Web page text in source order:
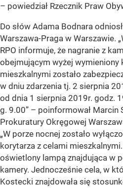
– powiedział Rzecznik Praw
Do słów Adama Bodnara
Warszawa-Praga w Warszawie.
RPO informuje, że nagranie z
obejmującym wyżej wymieniony
mieszkalnymi zostało
w dniu zdarzenia tj. 2 sierpnia
od dnia 1 sierpnia 2019r. godz.
g. 9.00” – poinformował Marcin
Prokuratury Okręgowej
„W porze nocnej zostało
korytarza z celami
oświetlony lampą znajdująca w
kamery. Jednocześnie cela, w
Kostecki znajdowała się